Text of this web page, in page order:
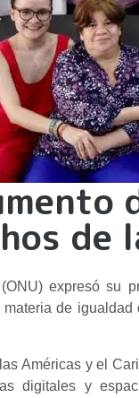
de
expresó su
de
Américas y el
digitales y